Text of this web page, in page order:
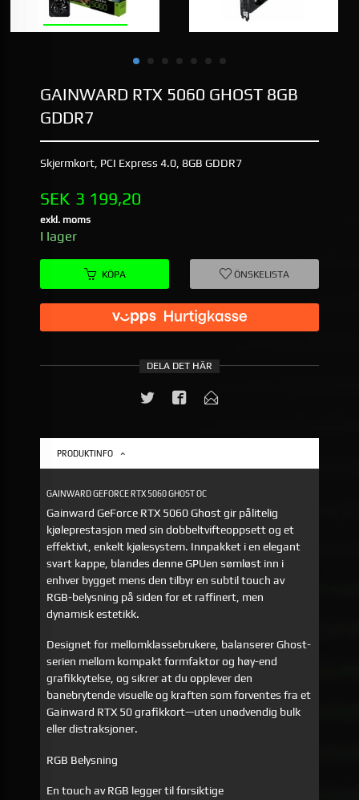
GAINWARD RTX 5060 GHOST 8GB
GDDR7
Skjermkort, PCI Express 4.0, 8GB GDDR7
Pris
SEK 3 199,20
exkl. moms
I lager
KÖPA ÖNSKELISTA
DELA DET HÄR
PRODUKTINFO
GAINWARD GEFORCE RTX 5060 GHOST OC
Gainward GeForce RTX 5060 Ghost gir pålitelig
kjøleprestasjon med sin dobbeltvifteoppsett og et
effektivt, enkelt kjølesystem. Innpakket i en elegant
svart kappe, blandes denne GPUen sømløst inn i
enhver bygget mens den tilbyr en subtil touch av
RGB-belysning på siden for et raffinert, men
dynamisk estetikk.
Designet for mellomklassebrukere, balanserer Ghost-
serien mellom kompakt formfaktor og høy-end
grafikkytelse, og sikrer at du opplever den
banebrytende visuelle og kraften som forventes fra et
Gainward RTX 50 grafikkort—uten unødvendig bulk
eller distraksjoner.
RGB Belysning
En touch av RGB legger til forsiktige